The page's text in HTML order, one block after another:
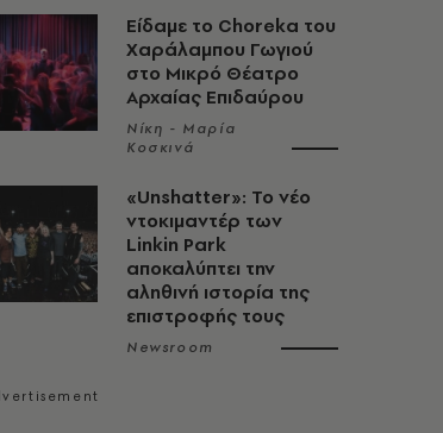
Είδαμε το Choreka του
Χαράλαμπου Γωγιού
στο Μικρό Θέατρο
Αρχαίας Επιδαύρου
Νίκη - Μαρία
Κοσκινά
«Unshatter»: Το νέο
ντοκιμαντέρ των
Linkin Park
αποκαλύπτει την
αληθινή ιστορία της
επιστροφής τους
Newsroom